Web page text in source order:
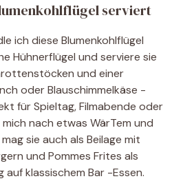
serviert
ich diese Blumenkohlflügel
Hühnerflügel und serviere sie
und einer
oder Blauschimmelkäse -
für Spieltag, Filmabende oder
nach etwas WärTem und
sie auch als Beilage mit
und Pommes Frites als
klassischem Bar -Essen.